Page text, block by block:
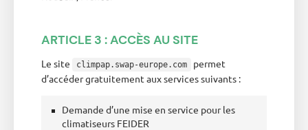
ARTICLE 3 : ACCÈS AU SITE
Le site climpap.swap-europe.com
permet
d’accéder gratuitement aux services suivants :
Demande d’une mise en service pour les
climatiseurs FEIDER